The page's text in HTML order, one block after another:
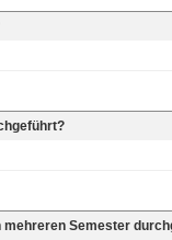
Semester